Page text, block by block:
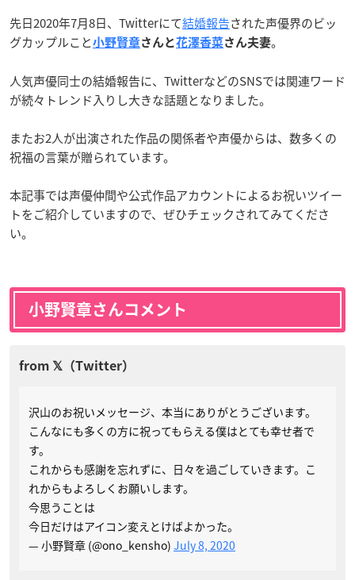
先日2020年7月8日、Twitterにて結婚報告された声優界のビッ
グカップルこと小野賢章さんと花澤香菜さん夫妻。
人気声優同士の結婚報告に、TwitterなどのSNSでは関連ワード
が続々トレンド入りし大きな話題となりました。
またお2人が出演された作品の関係者や声優からは、数多くの
祝福の言葉が贈られています。
本記事では声優仲間や公式作品アカウントによるお祝いツイー
トをご紹介していますので、ぜひチェックされてみてくださ
い。
小野賢章さんコメント
沢山のお祝いメッセージ、本当にありがとうございます。
こんなにも多くの方に祝ってもらえる僕はとても幸せ者で
す。
これからも感謝を忘れずに、日々を過ごしていきます。こ
れからもよろしくお願いします。
今思うことは
今日だけはアイコン変えとけばよかった。
— 小野賢章 (@ono_kensho) July 8, 2020